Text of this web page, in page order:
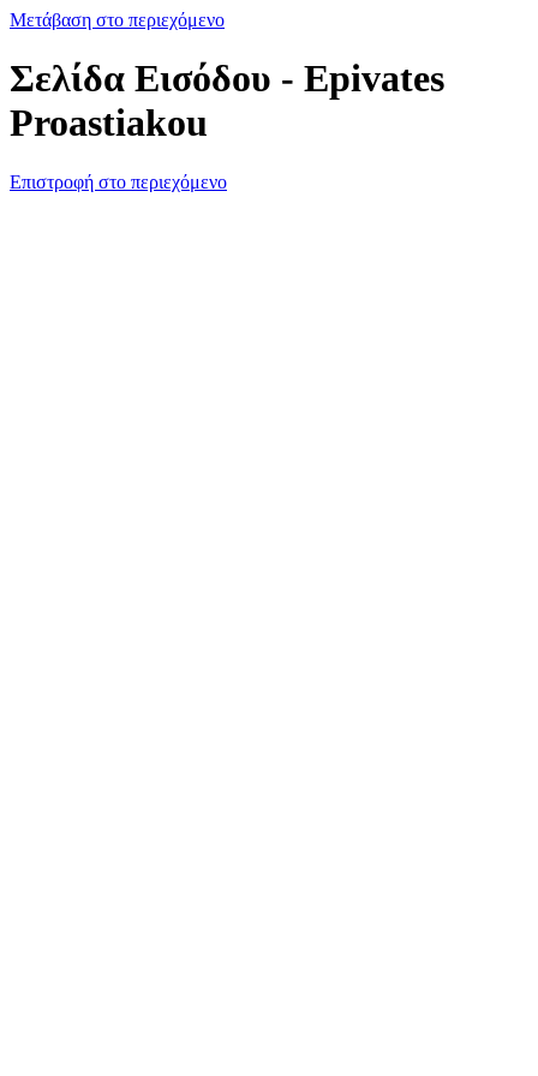
Μετάβαση στο περιεχόμενο
Σελίδα Εισόδου - Epivates
Proastiakou
Επιστροφή στο περιεχόμενο